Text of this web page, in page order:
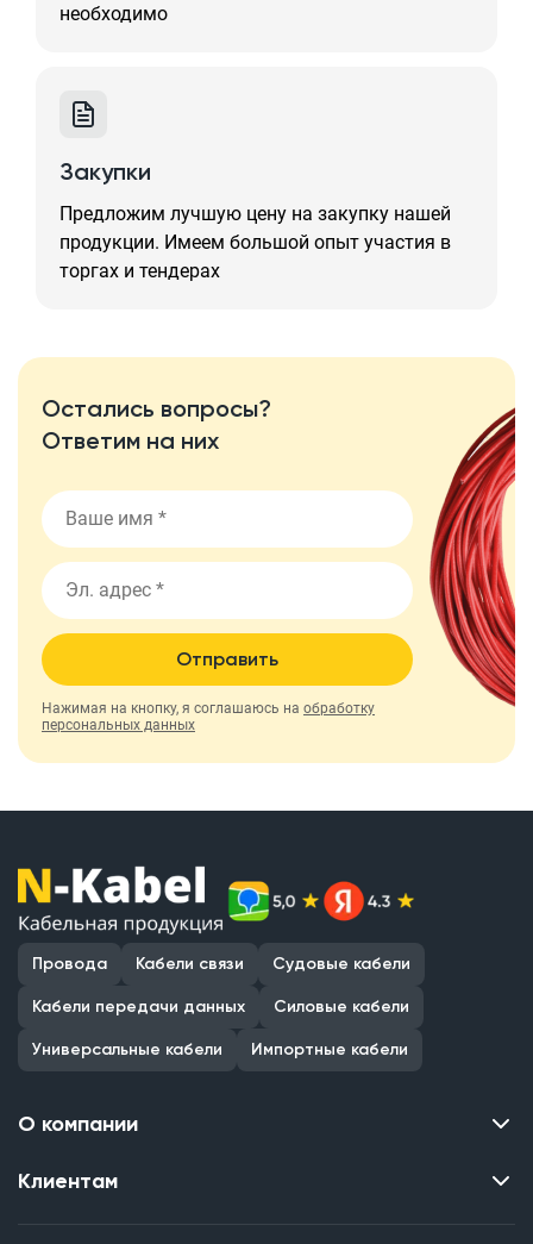
необходимо
Закупки
Предложим лучшую цену на закупку нашей
продукции. Имеем большой опыт участия в
торгах и тендерах
Остались вопросы?
Ответим на них
Отправить
Нажимая на кнопку, я соглашаюсь на обработку
персональных данных
Провода Кабели связи Судовые кабели
Кабели передачи данных Силовые кабели
Универсальные кабели Импортные кабели
О компании
Контакты
Клиентам